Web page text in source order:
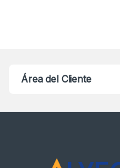
Área del Cliente